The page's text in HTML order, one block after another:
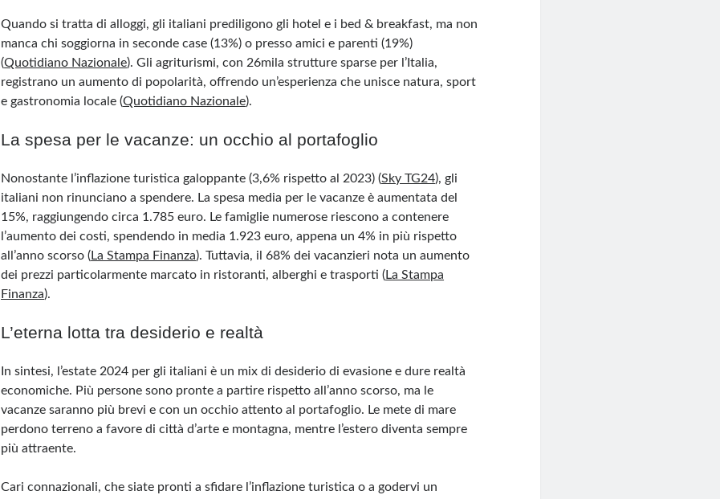
Quando si tratta di alloggi, gli italiani prediligono gli hotel e i bed & breakfast, ma non
manca chi soggiorna in seconde case (13%) o presso amici e parenti (19%)​
(Quotidiano Nazionale). Gli agriturismi, con 26mila strutture sparse per l’Italia,
registrano un aumento di popolarità, offrendo un’esperienza che unisce natura, sport
e gastronomia locale​ (Quotidiano Nazionale).
La spesa per le vacanze: un occhio al portafoglio
Nonostante l’inflazione turistica galoppante (3,6% rispetto al 2023)​ (Sky TG24), gli
italiani non rinunciano a spendere. La spesa media per le vacanze è aumentata del
15%, raggiungendo circa 1.785 euro. Le famiglie numerose riescono a contenere
l’aumento dei costi, spendendo in media 1.923 euro, appena un 4% in più rispetto
all’anno scorso​ (La Stampa Finanza). Tuttavia, il 68% dei vacanzieri nota un aumento
dei prezzi particolarmente marcato in ristoranti, alberghi e trasporti​ (La Stampa
Finanza).
L’eterna lotta tra desiderio e realtà
In sintesi, l’estate 2024 per gli italiani è un mix di desiderio di evasione e dure realtà
economiche. Più persone sono pronte a partire rispetto all’anno scorso, ma le
vacanze saranno più brevi e con un occhio attento al portafoglio. Le mete di mare
perdono terreno a favore di città d’arte e montagna, mentre l’estero diventa sempre
più attraente.
Cari connazionali, che siate pronti a sfidare l’inflazione turistica o a godervi un